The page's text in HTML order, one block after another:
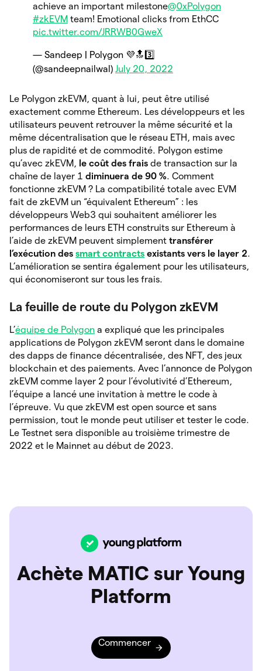
achieve an important milestone@0xPolygon
#zkEVM team! Emotional clicks from EthCC
pic.twitter.com/JRRWB0GweX
— Sandeep | Polygon 💜🔝3️⃣
(@sandeepnailwal) July 20, 2022
Le Polygon zkEVM, quant à lui, peut être utilisé
exactement comme Ethereum. Les développeurs et les
utilisateurs peuvent retrouver la même sécurité et la
même décentralisation que le réseau ETH, mais avec
plus de rapidité et de commodité. Polygon estime
qu’avec zkEVM, le coût des frais de transaction sur la
chaîne de layer 1 diminuera de 90 %. Comment
fonctionne zkEVM ? La compatibilité totale avec EVM
fait de zkEVM un “équivalent Ethereum” : les
développeurs Web3 qui souhaitent améliorer les
performances de leurs ETH construits sur Ethereum à
l’aide de zkEVM peuvent simplement transférer
l’exécution des smart contracts existants vers le layer 2.
L’amélioration se sentira également pour les utilisateurs,
qui économiseront sur tous les frais.
La feuille de route du Polygon zkEVM
L’équipe de Polygon a expliqué que les principales
applications de Polygon zkEVM seront dans le domaine
des dapps de finance décentralisée, des NFT, des jeux
blockchain et des paiements. Avec l’annonce de Polygon
zkEVM comme layer 2 pour l’évolutivité d’Ethereum,
l’équipe a lancé une invitation à mettre le code à
l’épreuve. Vu que zkEVM est open source et sans
permission, tout le monde peut utiliser et tester le code.
Le Testnet sera disponible au troisième trimestre de
2022 et le Mainnet au début de 2023.
Achète MATIC sur Young
Platform
Commencer